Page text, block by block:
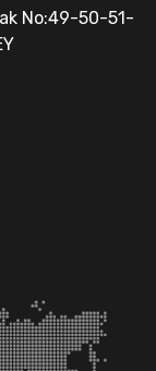
No:49-50-51-